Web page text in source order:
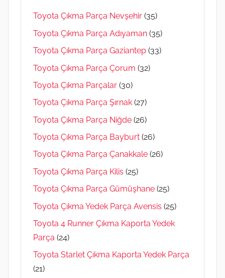
Toyota Çıkma Parça Nevşehir (35)
Toyota Çıkma Parça Adıyaman (35)
Toyota Çıkma Parça Gaziantep (33)
Toyota Çıkma Parça Çorum (32)
Toyota Çıkma Parçalar (30)
Toyota Çıkma Parça Şırnak (27)
Toyota Çıkma Parça Niğde (26)
Toyota Çıkma Parça Bayburt (26)
Toyota Çıkma Parça Çanakkale (26)
Toyota Çıkma Parça Kilis (25)
Toyota Çıkma Parça Gümüşhane (25)
Toyota Çıkma Yedek Parça Avensis (25)
Toyota 4 Runner Çıkma Kaporta Yedek
Parça (24)
Toyota Starlet Çıkma Kaporta Yedek Parça
(21)